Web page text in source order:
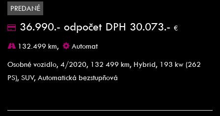
PREDANÉ
36.990.- odpočet DPH 30.073.- €
132.499 km,
Automat
Osobné vozidlo, 4/2020, 132 499 km, Hybrid, 193 kw (262
PS), SUV, Automatická bezstupňová